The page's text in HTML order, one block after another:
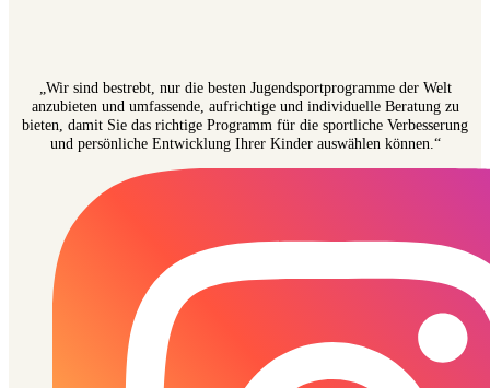
„Wir sind bestrebt, nur die besten Jugendsportprogramme der Welt
anzubieten und umfassende, aufrichtige und individuelle Beratung zu
bieten, damit Sie das richtige Programm für die sportliche Verbesserung
und persönliche Entwicklung Ihrer Kinder auswählen können.“